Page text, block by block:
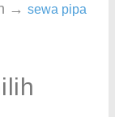
→ sewa pipa